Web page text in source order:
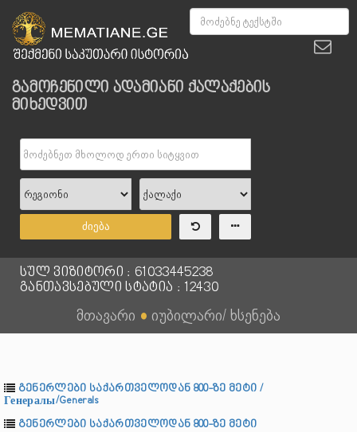
გამოჩენილი ადამიანი ქალაქების
მიხედვით
ძიება
სულ ვიზიტორი : 61033445238
განთავსებული სტატია : 12430
მთავარი ● იუბილარი/ ხსენება
გენერლები საქართველოდან 800-ზე მეტი /
Генералы/Generals
გენერლები საქართველოდან 800-ზე მეტი